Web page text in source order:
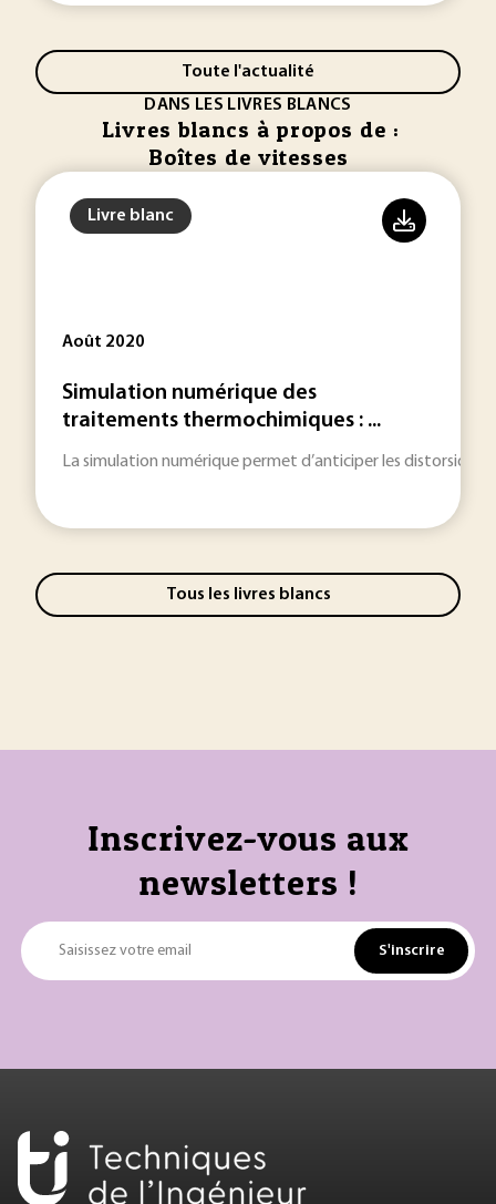
Toute l'actualité
DANS LES LIVRES BLANCS
Livres blancs à propos de :
Boîtes de vitesses
Livre blanc
Août 2020
Simulation numérique des
traitements thermochimiques : ...
La simulation numérique permet d’anticiper les distorsions
Tous les livres blancs
Inscrivez-vous aux
newsletters !
Saisissez votre email S'inscrire